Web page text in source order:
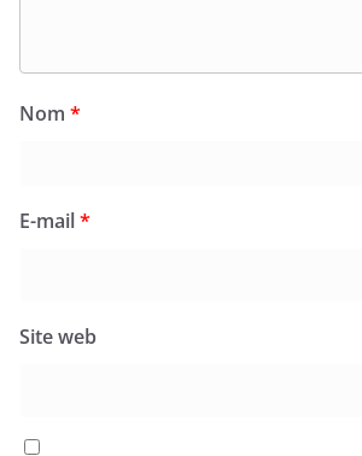
Nom *
E-mail*
Site web